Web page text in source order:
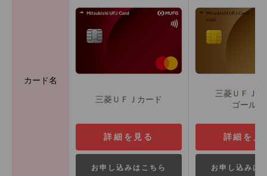
カード名
三菱ＵＦＪカード
三菱ＵＦＪカ
ゴールド
詳細を見る
お申し込みはこちら
詳細を見
お申し込みは